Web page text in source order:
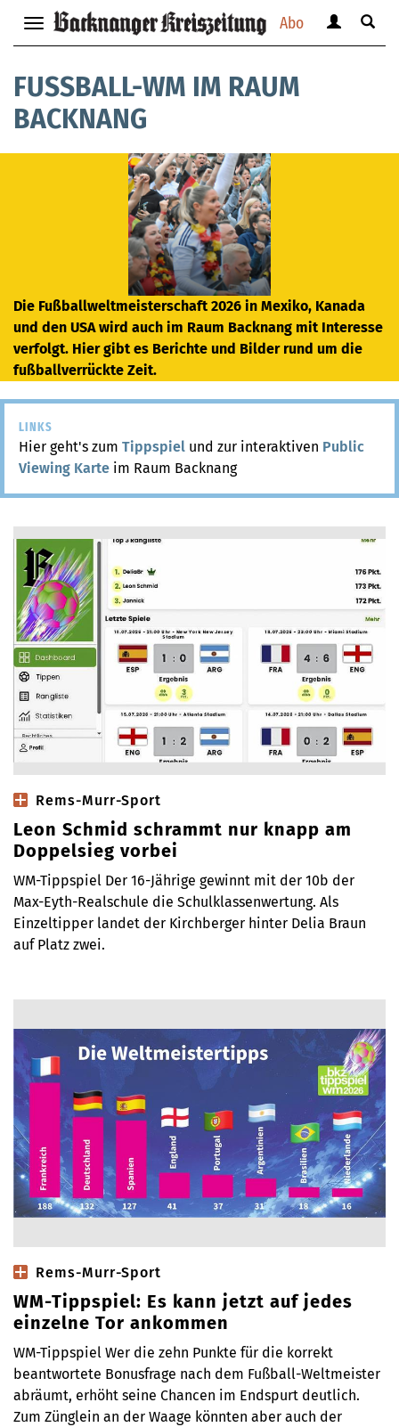
Abo
Navigation
anzeigen
verbergen
anzeigen
Suche
FUSSBALL-WM IM RAUM B
ACKNANG
Die Fußballweltmeisterschaft 2026 in Mexiko, Kanada
und den USA wird auch im Raum Backnang mit Interesse
verfolgt. Hier gibt es Berichte und Bilder rund um die
fußballverrückte Zeit.
LINKS
Hier geht's zum Tippspiel und zur interaktiven Public
Viewing Karte im Raum Backnang
Rems-Murr-Sport
Leon Schmid schrammt nur knapp am
Doppelsieg vorbei
WM-Tippspiel Der 16-Jährige gewinnt mit der 10b der
Max-Eyth-Realschule die Schulklassenwertung. Als
Einzeltipper landet der Kirchberger hinter Delia Braun
auf Platz zwei.
Rems-Murr-Sport
WM-Tippspiel: Es kann jetzt auf jedes
einzelne Tor ankommen
WM-Tippspiel Wer die zehn Punkte für die korrekt
beantwortete Bonusfrage nach dem Fußball-Weltmeister
abräumt, erhöht seine Chancen im Endspurt deutlich.
Zum Zünglein an der Waage könnten aber auch der